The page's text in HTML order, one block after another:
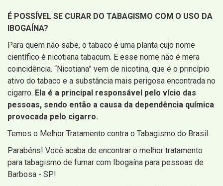
É POSSÍVEL SE CURAR DO TABAGISMO COM O USO DA
IBOGAÍNA?
Para quem não sabe, o tabaco é uma planta cujo nome
científico é nicotiana tabacum. E esse nome não é mera
coincidência. “Nicotiana” vem de nicotina, que é o princípio
ativo do tabaco e a substância mais perigosa encontrada no
cigarro. Ela é a principal responsável pelo vício das
pessoas, sendo então a causa da dependência química
provocada pelo cigarro.
Temos o Melhor Tratamento contra o Tabagismo do Brasil.
Parabéns! Você acaba de encontrar o melhor tratamento
para tabagismo de fumar com Ibogaína para pessoas de
Barbosa - SP!